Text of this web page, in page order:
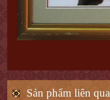
Sản phẩm liên